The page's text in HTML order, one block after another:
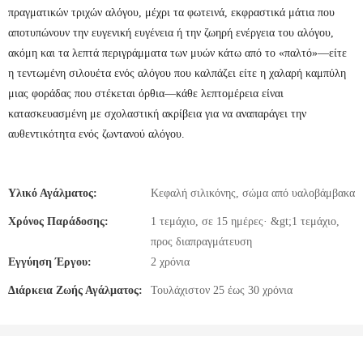
πραγματικών τριχών αλόγου, μέχρι τα φωτεινά, εκφραστικά μάτια που
αποτυπώνουν την ευγενική ευγένεια ή την ζωηρή ενέργεια του αλόγου,
ακόμη και τα λεπτά περιγράμματα των μυών κάτω από το «παλτό»—είτε
η τεντωμένη σιλουέτα ενός αλόγου που καλπάζει είτε η χαλαρή καμπύλη
μιας φοράδας που στέκεται όρθια—κάθε λεπτομέρεια είναι
κατασκευασμένη με σχολαστική ακρίβεια για να αναπαράγει την
αυθεντικότητα ενός ζωντανού αλόγου.
Υλικό Αγάλματος: Κεφαλή σιλικόνης, σώμα από υαλοβάμβακα
Χρόνος Παράδοσης:
1 τεμάχιο, σε 15 ημέρες· &gt;1 τεμάχιο,
προς διαπραγμάτευση
Εγγύηση Έργου:
2 χρόνια
Διάρκεια Ζωής Αγάλματος: Τουλάχιστον 25 έως 30 χρόνια